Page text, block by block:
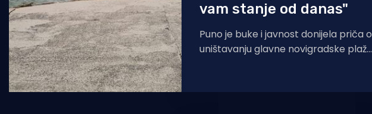
vam stanje od danas"
Puno je buke i javnost donijela priča o
uništavanju glavne novigradske plaže